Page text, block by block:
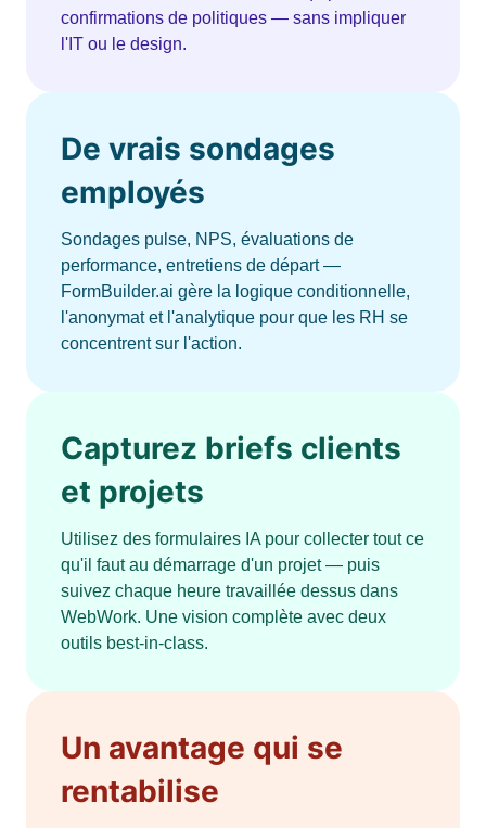
confirmations de politiques — sans impliquer
l'IT ou le design.
De vrais sondages
employés
Sondages pulse, NPS, évaluations de
performance, entretiens de départ —
FormBuilder.ai gère la logique conditionnelle,
l'anonymat et l'analytique pour que les RH se
concentrent sur l'action.
Capturez briefs clients
et projets
Utilisez des formulaires IA pour collecter tout ce
qu'il faut au démarrage d'un projet — puis
suivez chaque heure travaillée dessus dans
WebWork. Une vision complète avec deux
outils best-in-class.
Un avantage qui se
rentabilise